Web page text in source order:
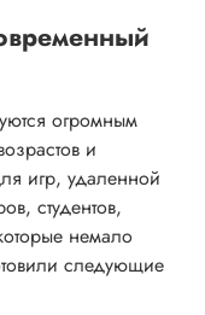
огромным
и
игр, удаленной
студентов,
немало
следующие